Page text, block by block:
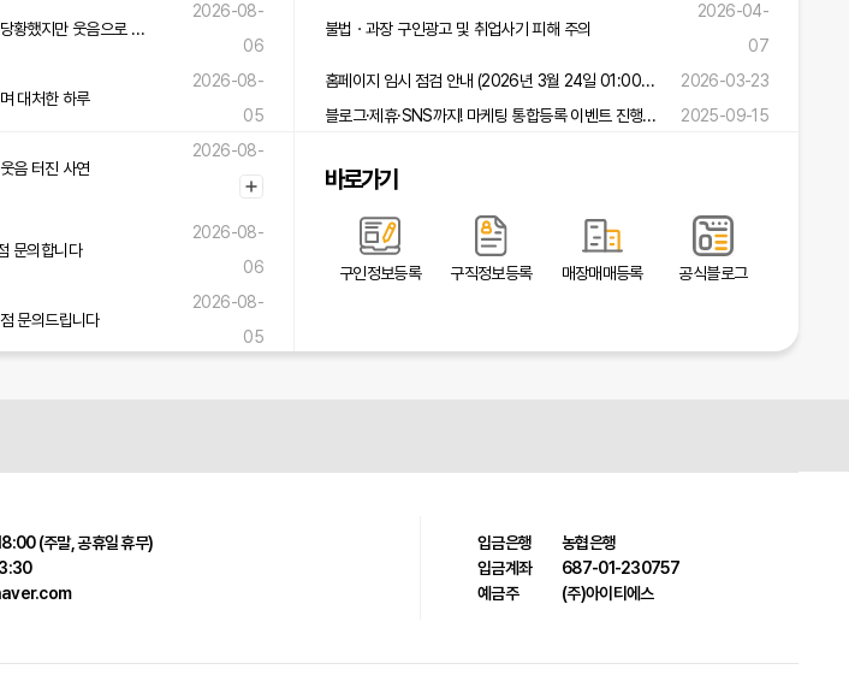
손님께서 양말을 신고 오셔서 당황했지만 웃음으로 넘긴 하루
2026-08-
06
대처한 하루
2026-08-
05
음 터진 사연
2026-08-
05
문의합니다
2026-08-
06
문의드립니다
2026-08-
05
불법ㆍ과장 구인광고 및 취업사기 피해 주의
2026-04-
07
홈페이지 임시 점검 안내 (2026년 3월 24일 01:00 ~ 02:00)
2026-03-23
블로그·제휴·SNS까지! 마케팅 통합등록 이벤트 진행 중!
2025-09-15
바로가기
구인정보등록 구직정보등록 매장매매등록 공식블로그
(주말, 공휴일 휴무)
입금은행
농협은행
입금계좌
687-01-230757
예금주
(주)아이티에스